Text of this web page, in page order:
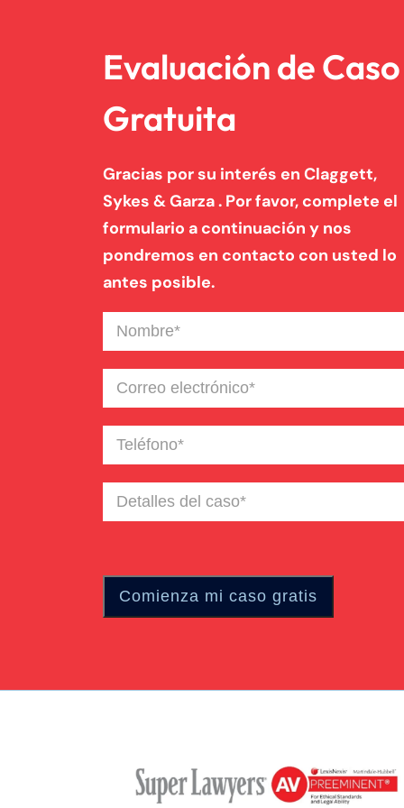
Evaluación de Caso
Gratuita
Gracias por su interés en Claggett,
Sykes & Garza . Por favor, complete el
formulario a continuación y nos
pondremos en contacto con usted lo
antes posible.
Nombre(Required)
Correo
electrónico(Required)
Teléfono(Required)
Detalles
del